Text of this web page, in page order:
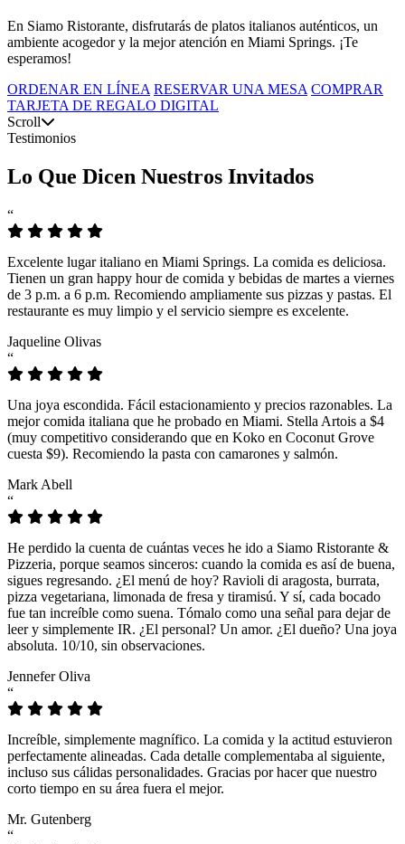
En Siamo Ristorante, disfrutarás de platos italianos auténticos, un
ambiente acogedor y la mejor atención en Miami Springs. ¡Te
esperamos!
ORDENAR EN LÍNEA RESERVAR UNA MESA COMPRAR
TARJETA DE REGALO DIGITAL
Scroll
Testimonios
Lo Que Dicen Nuestros Invitados
“
Excelente lugar italiano en Miami Springs. La comida es deliciosa.
Tienen un gran happy hour de comida y bebidas de martes a viernes
de 3 p.m. a 6 p.m. Recomiendo ampliamente sus pizzas y pastas. El
restaurante es muy limpio y el servicio siempre es excelente.
Jaqueline Olivas
“
Una joya escondida. Fácil estacionamiento y precios razonables. La
mejor comida italiana que he probado en Miami. Stella Artois a $4
(muy competitivo considerando que en Koko en Coconut Grove
cuesta $9). Recomiendo la pasta con camarones y salmón.
Mark Abell
“
He perdido la cuenta de cuántas veces he ido a Siamo Ristorante &
Pizzeria, porque seamos sinceros: cuando la comida es así de buena,
sigues regresando. ¿El menú de hoy? Ravioli di aragosta, burrata,
pizza vegetariana, limonada de fresa y tiramisú. Y sí, cada bocado
fue tan increíble como suena. Tómalo como una señal para dejar de
leer y simplemente IR. ¿El personal? Un amor. ¿El dueño? Una joya
absoluta. 10/10, sin observaciones.
Jennefer Oliva
“
Increíble, simplemente magnífico. La comida y la actitud estuvieron
perfectamente alineadas. Cada detalle complementaba al siguiente,
incluso sus cálidas personalidades. Gracias por hacer que nuestro
corto tiempo en su área fuera el mejor.
Mr. Gutenberg
“